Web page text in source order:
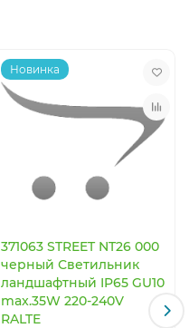
Новинка
371063 STREET NT26 000
черный Светильник
ландшафтный IP65 GU10
max.35W 220-240V
RALTE